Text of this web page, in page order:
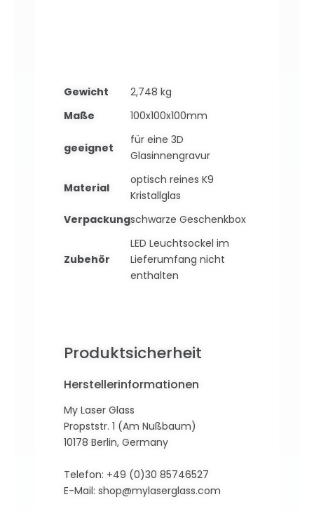
Gewicht
2,748 kg
Maße
100x100x100mm
geeignet
für eine 3D
Glasinnengravur
Material
optisch reines K9
Kristallglas
Verpackungschwarze Geschenkbox
Zubehör
LED Leuchtsockel im
Lieferumfang nicht
enthalten
Produktsicherheit
Herstellerinformationen
My Laser Glass
Propststr. 1 (Am Nußbaum)
10178 Berlin, Germany
Telefon: +49 (0)30 85746527
E-Mail: shop@mylaserglass.com